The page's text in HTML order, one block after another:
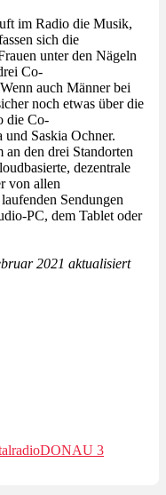
im Radio die Musik,
sich die
unter den Nägeln
Co-
auch Männer bei
noch etwas über die
die Co-
Saskia Ochner.
an den drei Standorten
dezentrale
von allen
Sendungen
PC, dem Tablet oder
2021 aktualisiert
DONAU 3